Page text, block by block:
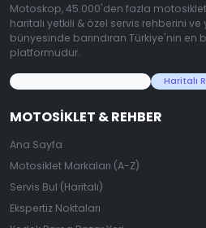
Motoskop, 45.000'den fazla
haritalı yetkili & özel servis rehberini
bünyesinde barındıran Türkiye'nin en
platformudur.
Haritalı
MOTOSIKLET & REHBER
Ana Sayfa
Motosiklet Markaları (A-Z)
Servis Bul (Haritalı)
Ekspertiz Noktaları